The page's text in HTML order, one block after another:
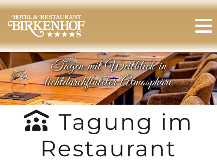
Tagen mit Weitblick in
lichtdurchfluteter Atmosphäre
Tagung im
Restaurant